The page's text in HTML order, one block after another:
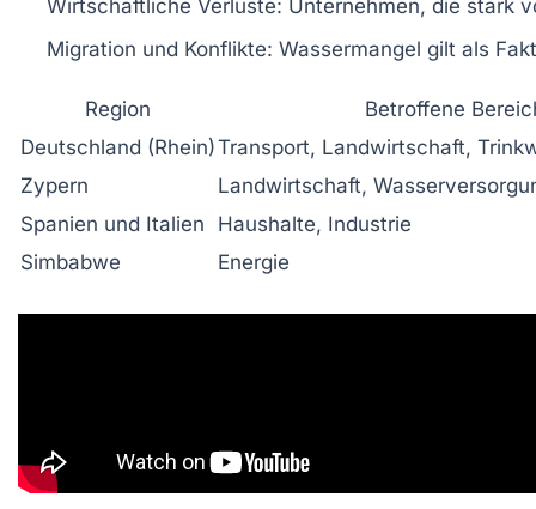
Wirtschaftliche Verluste: Unternehmen, die stark
Migration und Konflikte: Wassermangel gilt als
Region
Betroffene
Deutschland (Rhein)Transport, Landwirtschaft,
Zypern
Landwirtschaft,
Spanien und Italien
Haushalte, Industrie
Simbabwe
Energie